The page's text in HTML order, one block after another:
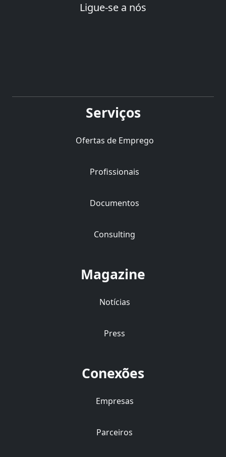
Ligue-se a nós
Serviços
Ofertas de Emprego
Profissionais
Documentos
Consulting
Magazine
Notícias
Press
Conexões
Empresas
Parceiros